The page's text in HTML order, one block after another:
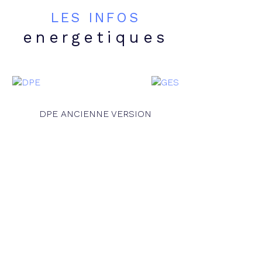
LES INFOS
energetiques
DPE ANCIENNE VERSION